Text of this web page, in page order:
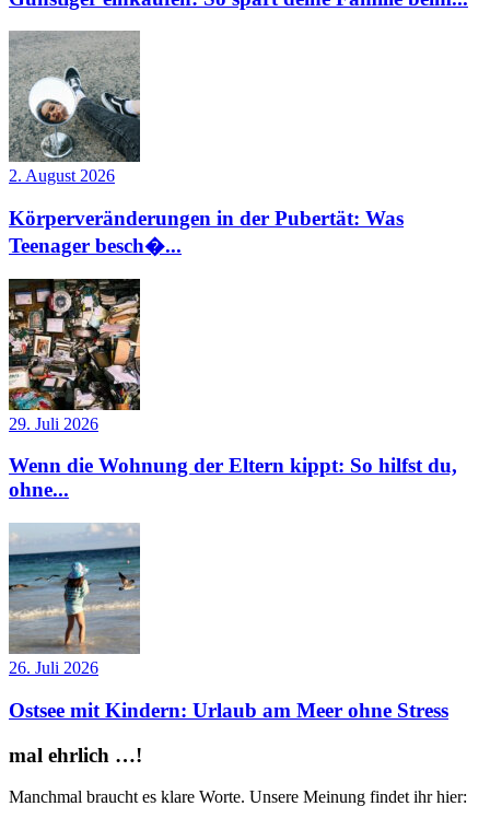
2. August 2026
Körperveränderungen in der Pubertät: Was
Teenager besch�...
29. Juli 2026
Wenn die Wohnung der Eltern kippt: So hilfst du,
ohne...
26. Juli 2026
Ostsee mit Kindern: Urlaub am Meer ohne Stress
mal ehrlich …!
Manchmal braucht es klare Worte. Unsere Meinung findet ihr hier: